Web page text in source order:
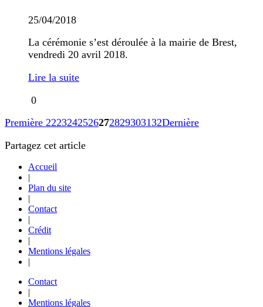
25/04/2018
La cérémonie s’est déroulée à la mairie de Brest,
vendredi 20 avril 2018.
Lire la suite
0
Première 2223242526272829303132Dernière
Partagez cet article
Accueil
|
Plan du site
|
Contact
|
Crédit
|
Mentions légales
|
Contact
|
Mentions légales